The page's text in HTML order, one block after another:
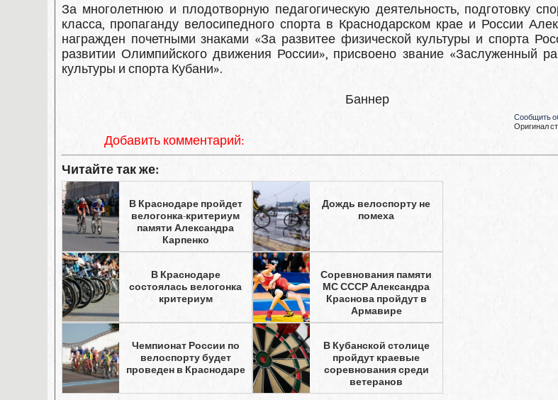
За многолетнюю и плодотворную педагогическую деятельность, подготовку
класса, пропаганду велосипедного спорта в Краснодарском крае и России
награжден почетными знаками «За развитее физической культуры и спорта
развитии Олимпийского движения России», присвоено звание «Заслуженный
культуры и спорта Кубани».
Баннер
Сообщить
Оригинал
Добавить комментарий:
Читайте так же:
В Краснодаре пройдет
велогонка-критериум
памяти Александра
Карпенко
Дождь велоспорту не
помеха
В Краснодаре
состоялась велогонка
критериум
Соревнования памяти
МС СССР Александра
Краснова пройдут в
Армавире
Чемпионат России по
велоспорту будет
проведен в Краснодаре
В Кубанской столице
пройдут краевые
соревнования среди
ветеранов